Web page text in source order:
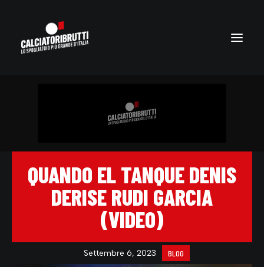
QUANDO EL TANQUE DENIS
DERISE RUDI GARCIA
(VIDEO)
Settembre 6, 2023 BLOG